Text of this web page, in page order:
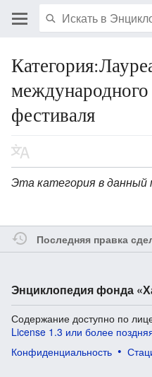
фестиваля
Эта категория в
Последняя правка
Энциклопедия фонда
Содержание доступно по
License 1.3 или более
Конфиденциальность